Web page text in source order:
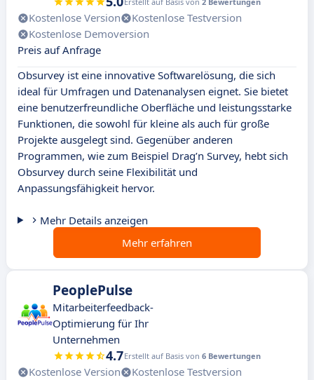
Kostenlose Version
Kostenlose Testversion
Kostenlose Demoversion
Preis auf Anfrage
Obsurvey ist eine innovative Softwarelösung, die sich
ideal für Umfragen und Datenanalysen eignet. Sie bietet
eine benutzerfreundliche Oberfläche und leistungsstarke
Funktionen, die sowohl für kleine als auch für große
Projekte ausgelegt sind. Gegenüber anderen
Programmen, wie zum Beispiel Drag’n Survey, hebt sich
Obsurvey durch seine Flexibilität und
Anpassungsfähigkeit hervor.
Mehr Details anzeigen
Mehr erfahren
PeoplePulse
Mitarbeiterfeedback-
Optimierung für Ihr
Unternehmen
4.7Erstellt auf Basis von 6 Bewertungen
Kostenlose Version
Kostenlose Testversion